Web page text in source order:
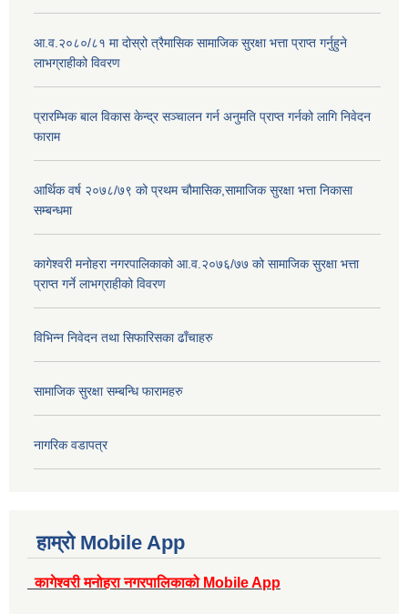
आ.व.२०८०/८१ मा दोस्रो त्रैमासिक सामाजिक सुरक्षा भत्ता प्राप्त गर्नुहुने
लाभग्राहीको विवरण
प्रारम्भिक बाल विकास केन्द्र सञ्चालन गर्न अनुमति प्राप्त गर्नको लागि निवेदन
फाराम
आर्थिक वर्ष २०७८/७९ को प्रथम चौमासिक,सामाजिक सुरक्षा भत्ता निकासा
सम्बन्धमा
कागेश्वरी मनोहरा नगरपालिकाको आ.व.२०७६/७७ को सामाजिक सुरक्षा भत्ता
प्राप्त गर्ने लाभग्राहीको विवरण
विभिन्न निवेदन तथा सिफारिसका ढाँचाहरु
सामाजिक सुरक्षा सम्बन्धि फारामहरु
नागरिक वडापत्र
हाम्रो Mobile App
कागेश्वरी मनोहरा नगरपालिकाको Mobile App